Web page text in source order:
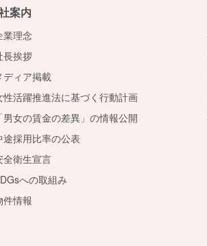
案内
業理念
長挨拶
ディア掲載
性活躍推進法に基づく行動計画
「男女の賃金の差異」の情報公開
途採用比率の公表
全衛生宣言
への取組み
件情報